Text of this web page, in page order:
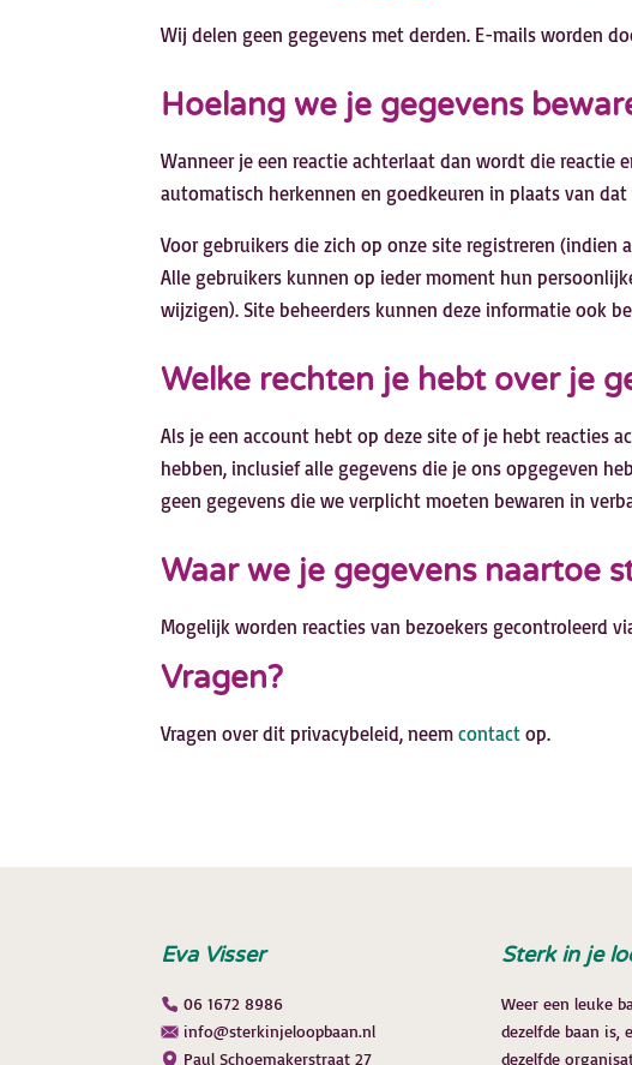
Wij delen geen gegevens met derden. E-mails worden
Hoelang we je gegevens
Wanneer je een reactie achterlaat dan wordt die reactie
automatisch herkennen en goedkeuren in plaats van
Voor gebruikers die zich op onze site registreren
Alle gebruikers kunnen op ieder moment hun
wijzigen). Site beheerders kunnen deze informatie ook
Welke rechten je hebt over je
Als je een account hebt op deze site of je hebt reacties
hebben, inclusief alle gegevens die je ons opgegeven
geen gegevens die we verplicht moeten bewaren in
Waar we je gegevens naartoe
Mogelijk worden reacties van bezoekers gecontroleerd
Vragen?
Vragen over dit privacybeleid, neemcontact op.
Eva Visser
06 1672 8986
info@sterkinjeloopbaan.nl
Paul Schoemakerstraat 27
Sterk in je
Weer een leuke
dezelfde baan is,
dezelfde